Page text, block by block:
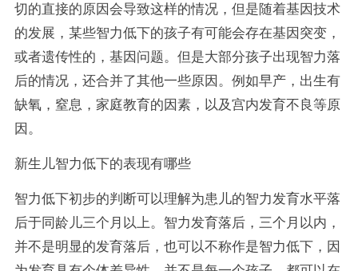
切的直接的原因会导致这样的情况，但是随着基因技术
的发展，某些智力低下的孩子有可能会存在基因突变，
或者遗传性的，基因问题。但是大部分孩子出现智力落
后的情况，还合并了其他一些原因。例如早产，出生有
缺氧，窒息，家庭教育的因素，以及宫内发育不良等原
因。
新生儿智力低下的表现有哪些
智力低下初步的判断可以理解为患儿的智力发育水平落
后于同龄儿三个月以上。智力发育落后，三个月以内，
并不是明显的发育落后，也可以不称作是智力低下，因